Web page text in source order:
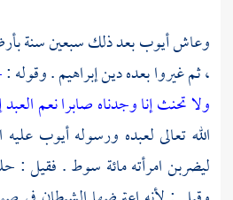
وعاشأيوببعد ذلك سبعين سنة
، ثم غيروا بعده دينإبراهيم. وقوله :
ولا تحنث إنا وجدناه صابرا نعم
الله تعالى لعبده ورسولهأيوب
ليضربن امرأته مائة سوط . فقيل :